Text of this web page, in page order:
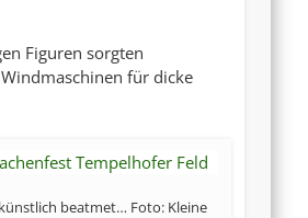
Figuren sorgten
für dicke
beatmet… Foto: Kleine